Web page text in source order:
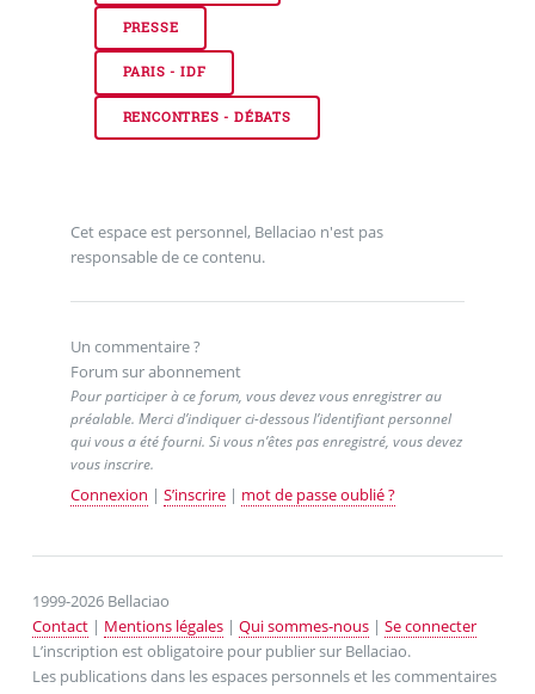
PRESSE
PARIS - IDF
RENCONTRES - DÉBATS
Cet espace est personnel, Bellaciao n'est pas
responsable de ce contenu.
Un commentaire ?
Forum sur abonnement
Pour participer à ce forum, vous devez vous enregistrer au
préalable. Merci d’indiquer ci-dessous l’identifiant personnel
qui vous a été fourni. Si vous n’êtes pas enregistré, vous devez
vous inscrire.
Connexion | S’inscrire| mot de passe oublié ?
1999-2026 Bellaciao
Contact| Mentions légales| Qui sommes-nous| Se connecter
L’inscription est obligatoire pour publier sur Bellaciao.
Les publications dans les espaces personnels et les commentaires